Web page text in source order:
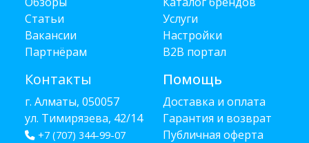
Статьи
Вакансии
Партнёрам
Контакты
г. Алматы, 050057
ул. Тимирязева, 42/14
+7 (707) 344-99-07
Услуги
Настройки
B2B портал
Помощь
Доставка и оплата
Гарантия и возврат
Публичная оферта